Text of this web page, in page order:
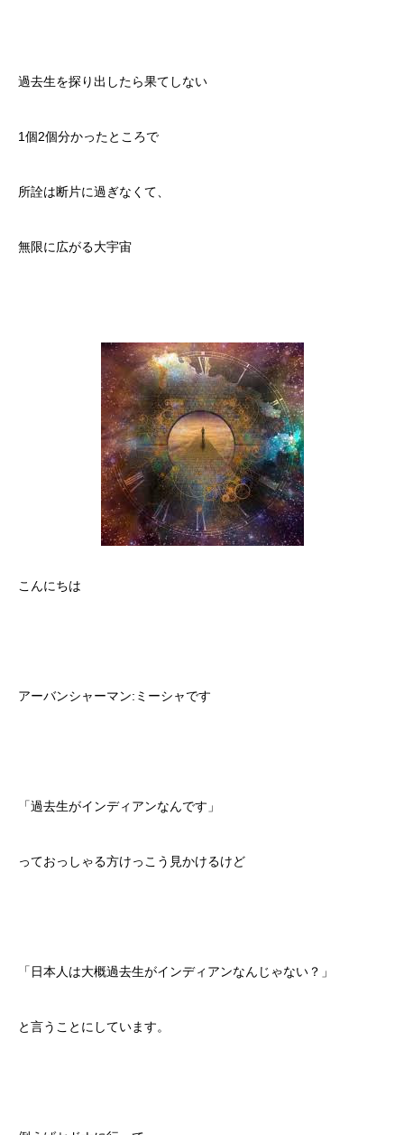
過去生を探り出したら果てしない
1個2個分かったところで
所詮は断片に過ぎなくて、
無限に広がる大宇宙
こんにちは
アーバンシャーマン:ミーシャです
「過去生がインディアンなんです」
っておっしゃる方けっこう見かけるけど
「日本人は大概過去生がインディアンなんじゃない？」
と言うことにしています。